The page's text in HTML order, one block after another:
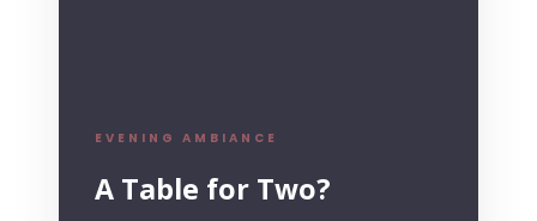
EVENING AMBIANCE
A Table for Two?